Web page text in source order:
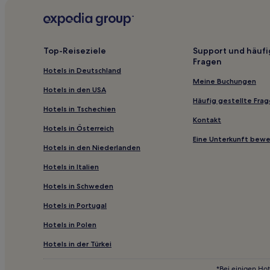
Historisches Zentrum: Hotels
Castagnolo Hotels
Hotels nahe Oratorium Santa Cecilia
Bologna Hotels
Navile: Hotels
Longara Hotels
Hotels nahe Palazzo del Podestà
Hotels nahe Bahnhof Anzola Emilia
Grizzana Morandi Hotels
Top-Reiseziele
Hotels in Deutschland
Hotels in den USA
Hotels in Tschechien
Hotels in Österreich
Hotels in den Niederlanden
Hotels in Italien
Hotels in Schweden
Hotels in Portugal
Hotels in Polen
Hotels in der Türkei
Support und
Fragen
Meine Buchungen
Häufig gestellte
Kontakt
Eine Unterkunft